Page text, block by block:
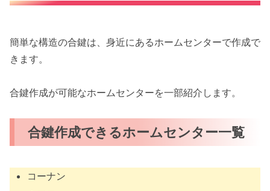
簡単な構造の合鍵は、身近にあるホームセンターで作成で
きます。
合鍵作成が可能なホームセンターを一部紹介します。
合鍵作成できるホームセンター一覧
コーナン